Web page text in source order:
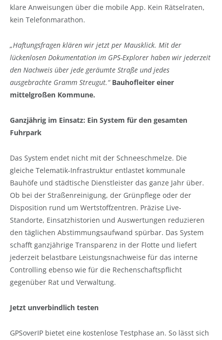
klare Anweisungen über die mobile App. Kein Rätselraten,
kein Telefonmarathon.
„Haftungsfragen klären wir jetzt per Mausklick. Mit der
lückenlosen Dokumentation im GPS-Explorer haben wir jederzeit
den Nachweis über jede geräumte Straße und jedes
ausgebrachte Gramm Streugut.“ Bauhofleiter einer
mittelgroßen Kommune.
Ganzjährig im Einsatz: Ein System für den gesamten
Fuhrpark
Das System endet nicht mit der Schneeschmelze. Die
gleiche Telematik-Infrastruktur entlastet kommunale
Bauhöfe und städtische Dienstleister das ganze Jahr über.
Ob bei der Straßenreinigung, der Grünpflege oder der
Disposition rund um Wertstoffzentren. Präzise Live-
Standorte, Einsatzhistorien und Auswertungen reduzieren
den täglichen Abstimmungsaufwand spürbar. Das System
schafft ganzjährige Transparenz in der Flotte und liefert
jederzeit belastbare Leistungsnachweise für das interne
Controlling ebenso wie für die Rechenschaftspflicht
gegenüber Rat und Verwaltung.
Jetzt unverbindlich testen
GPSoverIP bietet eine kostenlose Testphase an. So lässt sich